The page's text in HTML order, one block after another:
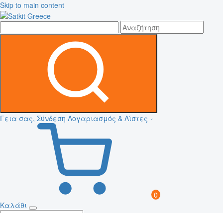
Skip to main content
Γεια σας, Σύνδεση Λογαριασμός & Λίστες
0
Καλάθι